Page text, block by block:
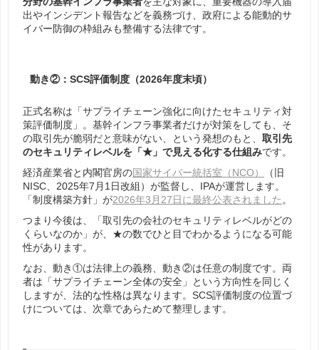
出やインシデント報告などを義務づけ、政府による能動的サ
イバー防御の枠組みも整備する法律です。
動き②：SCS評価制度（2026年度末頃）
正式名称は「サプライチェーン強化に向けたセキュリティ対
策評価制度」。基幹インフラ事業者だけが対策をしても、そ
の取引先が脆弱だと意味がない、という発想のもと、 取引先
のセキュリティレベルを「★」で見える化する仕組みです。
経済産業省と内閣官房の国家サイバー統括室（NCO）
（旧
NISC、2025年7月1日改組）が監督し、IPAが運営します。
「制度構築方針」が2026年3月27日に最終公表されました 。
つまり今後は、「取引先の会社のセキュリティレベルがどの
くらいなのか」が、★の数でひと目でわかるようになる可能
性があります。
なお、動き①は法律上の義務、動き②は任意の制度です。両
者は「サプライチェーン全体の安全」という方向性を同じく
しますが、法的な性格は異なります。SCS評価制度の位置づ
けについては、次章であらためて整理します。